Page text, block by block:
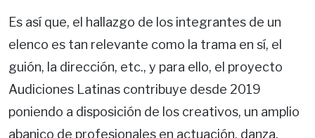
Es así que, el hallazgo de los integrantes de un
elenco es tan relevante como la trama en sí, el
guión, la dirección, etc., y para ello, el proyecto
Audiciones Latinas contribuye desde 2019
poniendo a disposición de los creativos, un amplio
abanico de profesionales en actuación, danza,